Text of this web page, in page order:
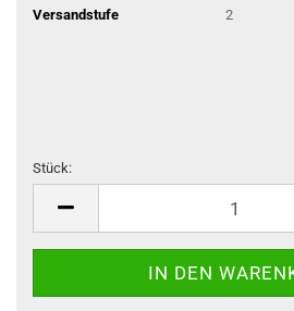
Versandstufe
2
Stück: